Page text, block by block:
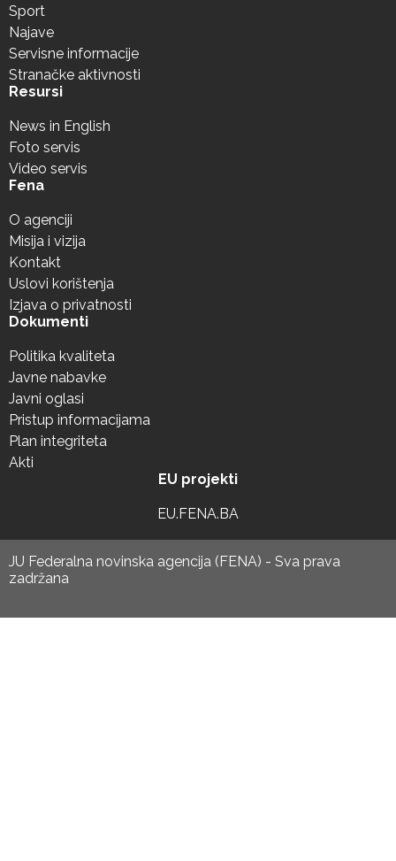
Sport
Najave
Servisne informacije
Stranačke aktivnosti
Resursi
News in English
Foto servis
Video servis
Fena
O agenciji
Misija i vizija
Kontakt
Uslovi korištenja
Izjava o privatnosti
Dokumenti
Politika kvaliteta
Javne nabavke
Javni oglasi
Pristup informacijama
Plan integriteta
Akti
EU projekti
EU.FENA.BA
JU Federalna novinska agencija (FENA) - Sva prava
zadržana